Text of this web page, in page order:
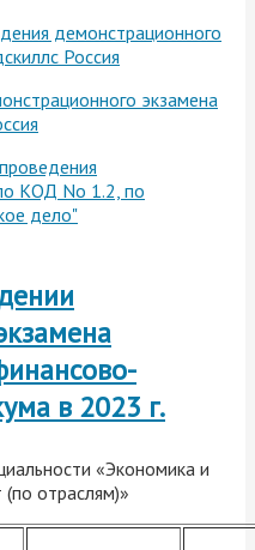
демонстрационного
Россия
экзамена
КОД No 1.2, по
дело"
в 2023 г.
«Экономика и
(по отраслям)»